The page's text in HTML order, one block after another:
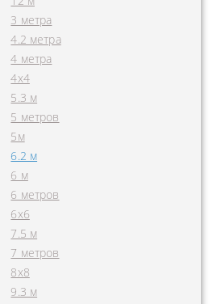
3 метра
4.2 метра
4 метра
4x4
5.3 м
5 метров
5м
6.2 м
6 м
6 метров
6х6
7.5 м
7 метров
8х8
9.3 м